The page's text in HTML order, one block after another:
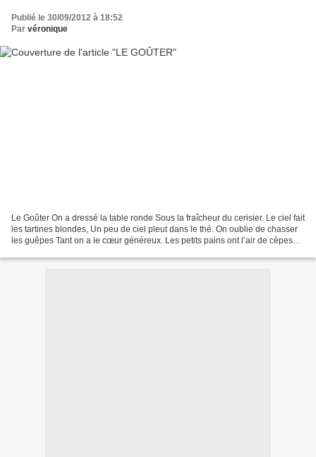
Publié le 30/09/2012 à 18:52
Par véronique
Le Goûter On a dressé la table ronde Sous la fraîcheur du cerisier. Le ciel fait
les tartines blondes, Un peu de ciel pleut dans le thé. On oublie de chasser
les guêpes Tant on a le cœur généreux. Les petits pains ont l’air de cèpes